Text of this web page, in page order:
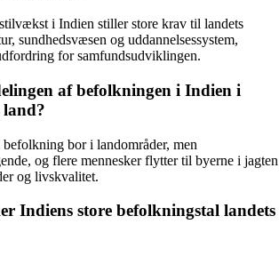
i Indien stiller store krav til landets
sundhedsvæsen og uddannelsessystem,
for samfundsudviklingen.
af befolkningen i Indien i
bor i landområder, men
og flere mennesker flytter til byerne i jagten
og livskvalitet.
Indiens store befolkningstal landets